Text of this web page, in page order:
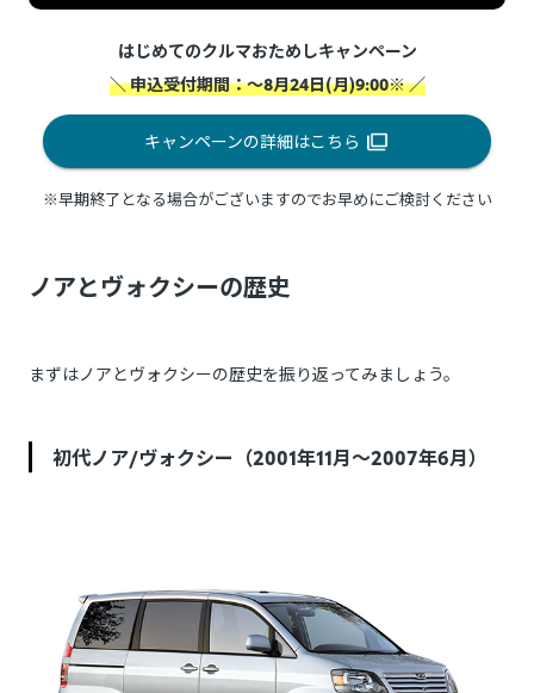
はじめてのクルマおためしキャンペーン
＼ 申込受付期間：～8月24日(月)9:00※ ／
キャンペーンの詳細はこちら
※早期終了となる場合がございますのでお早めにご検討ください
ノアとヴォクシーの歴史
まずはノアとヴォクシーの歴史を振り返ってみましょう。
初代ノア/ヴォクシー（2001年11月～2007年6月）